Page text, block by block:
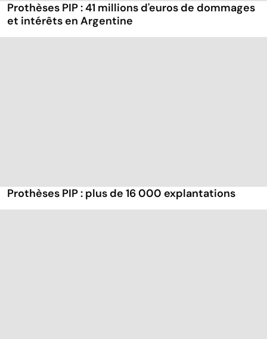
Prothèses PIP : 41 millions d'euros de dommages
et intérêts en Argentine
Prothèses PIP : plus de 16 000 explantations